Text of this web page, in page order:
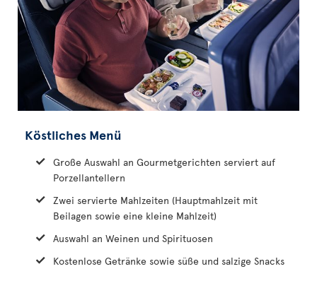
Köstliches Menü
Große Auswahl an Gourmetgerichten serviert auf
Porzellantellern
Zwei servierte Mahlzeiten (Hauptmahlzeit mit
Beilagen sowie eine kleine Mahlzeit)
Auswahl an Weinen und Spirituosen
Kostenlose Getränke sowie süße und salzige Snacks